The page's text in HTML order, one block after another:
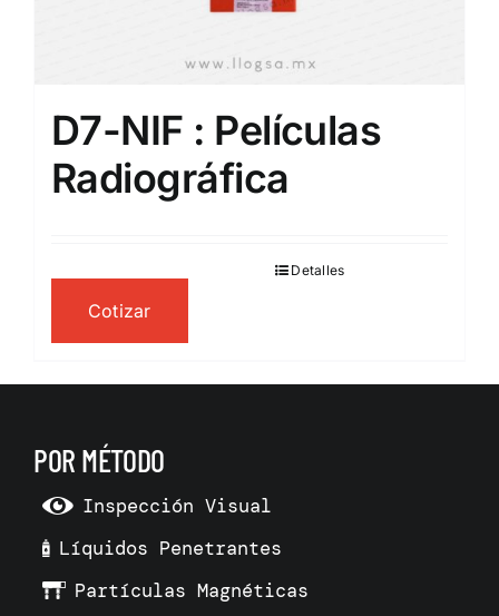
D7-NIF : Películas
Radiográfica
Cotizar
Detalles
POR MÉTODO
Inspección Visual
Líquidos Penetrantes
Partículas Magnéticas